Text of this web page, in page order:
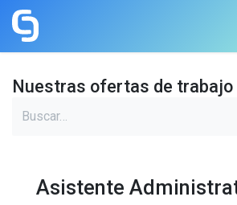
Ir al contenido
Nuestras ofertas de trabajo
Asistente